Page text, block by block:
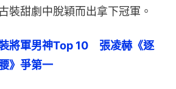
裝甜劇中脫穎而出拿下冠軍。
將軍男神Top 10　張凌赫《逐
》爭第一